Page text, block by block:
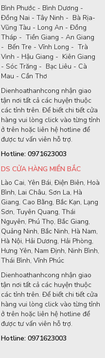
Bình Phước - Bình Dương -
Đồng Nai - Tây Ninh - Bà Rịa-
Vũng Tàu - Long An - Đồng
Tháp - Tiền Giang - An Giang
- Bến Tre - Vĩnh Long - Trà
Vinh - Hậu Giang - Kiên Giang
- Sóc Trăng - Bạc Liêu - Cà
Mau - Cần Thơ
Dienhoathanhcong nhận giao
tận nơi tất cả các huyện thuộc
các tỉnh trên. Để biết chi tiết cửa
hàng vui lòng click vào từng tỉnh
ở trên hoặc liên hệ hotline để
được tư vấn viên hỗ trợ.
Hotline: 0971623003
DS CỬA HÀNG MIỀN BẮC
Lào Cai, Yên Bái, Điện Biên, Hoà
Bình, Lai Châu, Sơn La, Hà
Giang, Cao Bằng, Bắc Kạn, Lạng
Sơn, Tuyên Quang, Thái
Nguyên, Phú Thọ, Bắc Giang,
Quảng Ninh, Bắc Ninh, Hà Nam,
Hà Nội, Hải Dương, Hải Phòng,
Hưng Yên, Nam Định, Ninh Bình,
Thái Bình, Vĩnh Phúc
Dienhoathanhcong nhận giao
tận nơi tất cả các huyện thuộc
các tỉnh trên. Để biết chi tiết cửa
hàng vui lòng click vào từng tỉnh
ở trên hoặc liên hệ hotline để
được tư vấn viên hỗ trợ.
Hotline: 0971623003